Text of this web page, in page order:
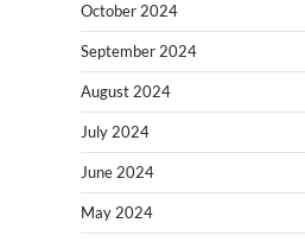
October 2024
September 2024
August 2024
July 2024
June 2024
May 2024